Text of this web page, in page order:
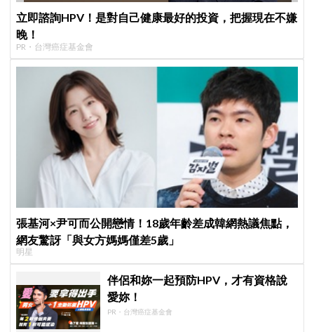
立即諮詢HPV！是對自己健康最好的投資，把握現在不嫌
晚！
PR・台灣癌症基金會
張基河×尹可而公開戀情！18歲年齡差成韓網熱議焦點，
網友驚訝「與女方媽媽僅差5歲」
明星
伴侶和妳一起預防HPV，才有資格說
愛妳！
PR・台灣癌症基金會